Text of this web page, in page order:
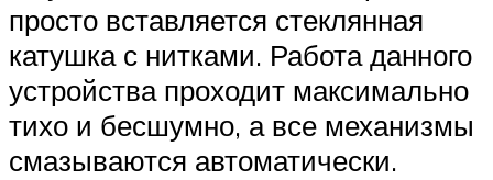
просто вставляется стеклянная
катушка с нитками. Работа данного
устройства проходит максимально
тихо и бесшумно, а все механизмы
смазываются автоматически.